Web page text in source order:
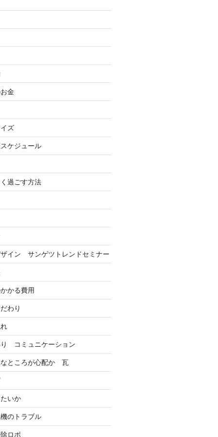
金
ズ
ケジュール
過ごす方法
イン サンゲツトレンドセミナー
かる費用
わり
り コミュニケーション
ところが心配か 瓦
いか
のトラブル
ロボ